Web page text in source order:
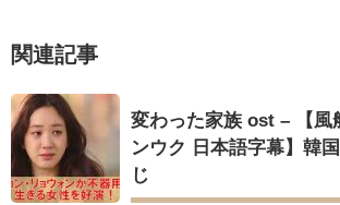
か」出演で話題 Big News TV
Powered by livedoor 相互RSS
関連記事
変わった家族 ost – 【風
ンウク 日本語字幕】韓
じ